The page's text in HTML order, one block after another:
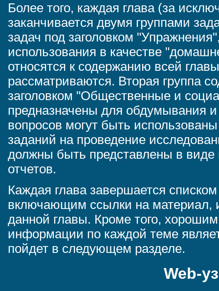
Более того, каждая глава (за
заканчивается двумя группами
задач под заголовком
использования в качестве
относятся к содержанию всей
рассматриваются. Вторая группа
заголовком "Общественные и
предназначены для обдумывания
вопросов могут быть
заданий на проведение
должны быть представлены в
отчетов.
Каждая глава завершается
включающим ссылки на
данной главы. Кроме того,
информации по каждой теме
пойдет в следующем разделе.
Web-